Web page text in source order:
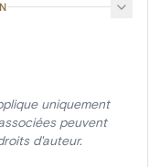
uniquement
peuvent
d'auteur.